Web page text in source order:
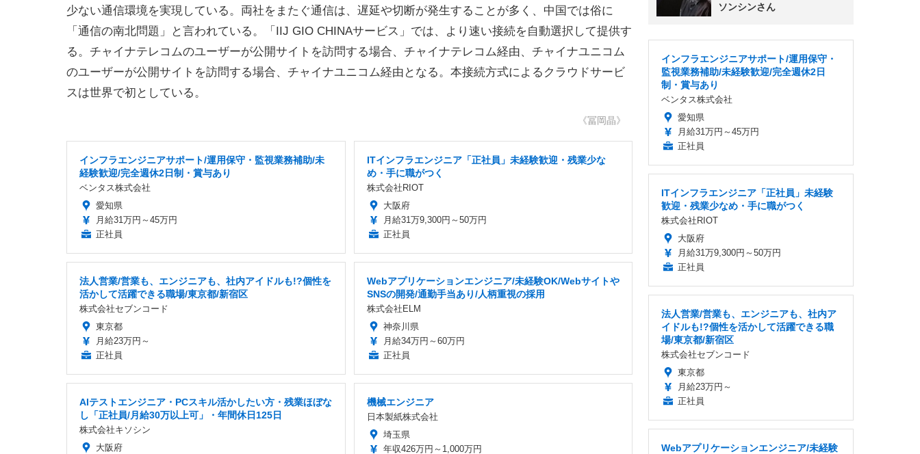
少ない通信環境を実現している。両社をまたぐ通信は、遅延や切断が発生することが多く、中国では俗に
「通信の南北問題」と言われている。「IIJ GIO CHINAサービス」では、より速い接続を自動選択して提供す
る。チャイナテレコムのユーザーが公開サイトを訪問する場合、チャイナテレコム経由、チャイナユニコム
のユーザーが公開サイトを訪問する場合、チャイナユニコム経由となる。本接続方式によるクラウドサービ
スは世界で初としている。
《冨岡晶》
インフラエンジニアサポート/運用保守・監視業務補助/未
経験歓迎/完全週休2日制・賞与あり
ベンタス株式会社
愛知県
月給31万円～45万円
正社員
ITインフラエンジニア「正社員」未経験歓迎・残業少な
め・手に職がつく
株式会社RIOT
大阪府
月給31万9,300円～50万円
正社員
法人営業/営業も、エンジニアも、社内アイドルも!?個性を
活かして活躍できる職場/東京都/新宿区
株式会社セブンコード
東京都
月給23万円～
正社員
Webアプリケーションエンジニア/未経験OK/Webサイトや
SNSの開発/通勤手当あり/人柄重視の採用
株式会社ELM
神奈川県
月給34万円～60万円
正社員
AIテストエンジニア・PCスキル活かしたい方・残業ほぼな
し「正社員/月給30万以上可」・年間休日125日
株式会社キソシン
大阪府
機械エンジニア
日本製紙株式会社
埼玉県
年収426万円～1,000万円
ソンシンさん
インフラエンジニアサポート/運用保守・
監視業務補助/未経験歓迎/完全週休2日
制・賞与あり
ベンタス株式会社
愛知県
月給31万円～45万円
正社員
ITインフラエンジニア「正社員」未経験
歓迎・残業少なめ・手に職がつく
株式会社RIOT
大阪府
月給31万9,300円～50万円
正社員
法人営業/営業も、エンジニアも、社内ア
イドルも!?個性を活かして活躍できる職
場/東京都/新宿区
株式会社セブンコード
東京都
月給23万円～
正社員
Webアプリケーションエンジニア/未経験